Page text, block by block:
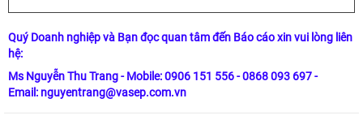
Quý Doanh nghiệp và Bạn đọc quan tâm đến Báo cáo xin vui lòng liên
hệ:
Ms Nguyễn Thu Trang - Mobile: 0906 151 556 - 0868 093 697 -
Email: nguyentrang@vasep.com.vn